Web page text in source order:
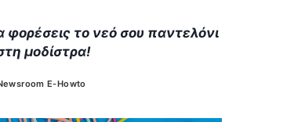
φορέσεις το νεό σου παντελόνι
μοδίστρα!
E-Howto